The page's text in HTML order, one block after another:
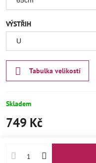
VÝSTŘIH
Tabulka velikostí
Skladem
749 Kč